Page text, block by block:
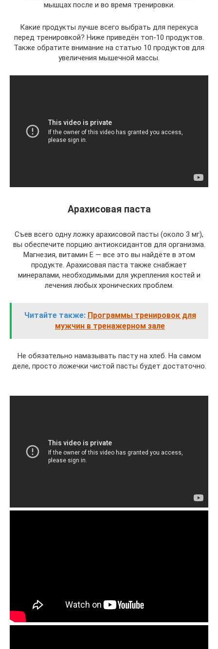
мышцах после и во время тренировки.
Какие продукты лучше всего выбрать для перекуса
перед тренировкой? Ниже приведён топ-10 продуктов.
Также обратите внимание на статью 10 продуктов для
увеличения мышечной массы.
Арахисовая паста
Съев всего одну ложку арахисовой пасты (около 3 мг),
вы обеспечите порцию антиоксидантов для организма.
Магнезия, витамин Е — все это вы найдёте в этом
продукте. Арахисовая паста также снабжает
минералами, необходимыми для укрепления костей и
лечения любых хронических проблем.
Читайте также: Программы тренировок для
мужчин в тренажерном зале
Не обязательно намазывать пасту на хлеб. На самом
деле, просто ложечки чистой пасты будет достаточно.